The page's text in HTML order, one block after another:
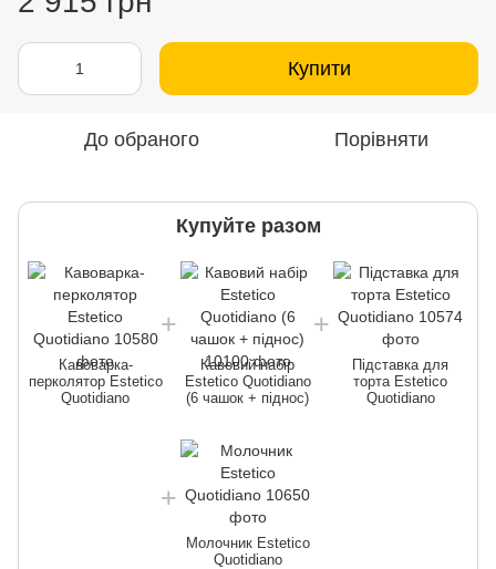
Купити
До обраного Порівняти
Купуйте разом
Кавоварка-
перколятор Estetico
Quotidiano
Кавовий набір
Estetico Quotidiano
(6 чашок + піднос)
Підставка для
торта Estetico
Quotidiano
Молочник Estetico
Quotidiano